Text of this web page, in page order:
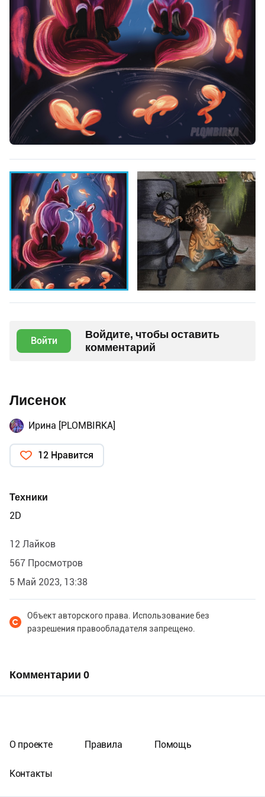
Войти
Войдите, чтобы оставить
комментарий
Лисенок
Ирина [PLOMBIRKA]
12 Нравится
Техники
2D
12 Лайков
567 Просмотров
5 Май 2023, 13:38
Объект авторского права. Использование без
разрешения правообладателя запрещено.
Комментарии 0
О проекте Правила Помощь
Контакты